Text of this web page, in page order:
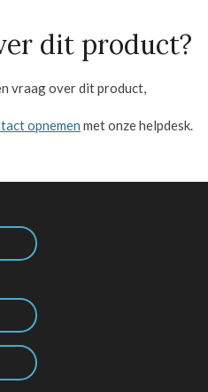
dit product?
vraag over dit product,
opnemen met onze helpdesk.